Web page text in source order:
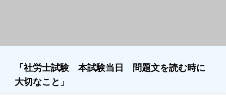
「社労士試験 本試験当日 問題文を読む時に
大切なこと」